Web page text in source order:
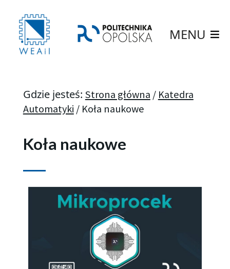
MENU
Gdzie jesteś: Strona główna / Katedra
Automatyki / Koła naukowe
Koła naukowe